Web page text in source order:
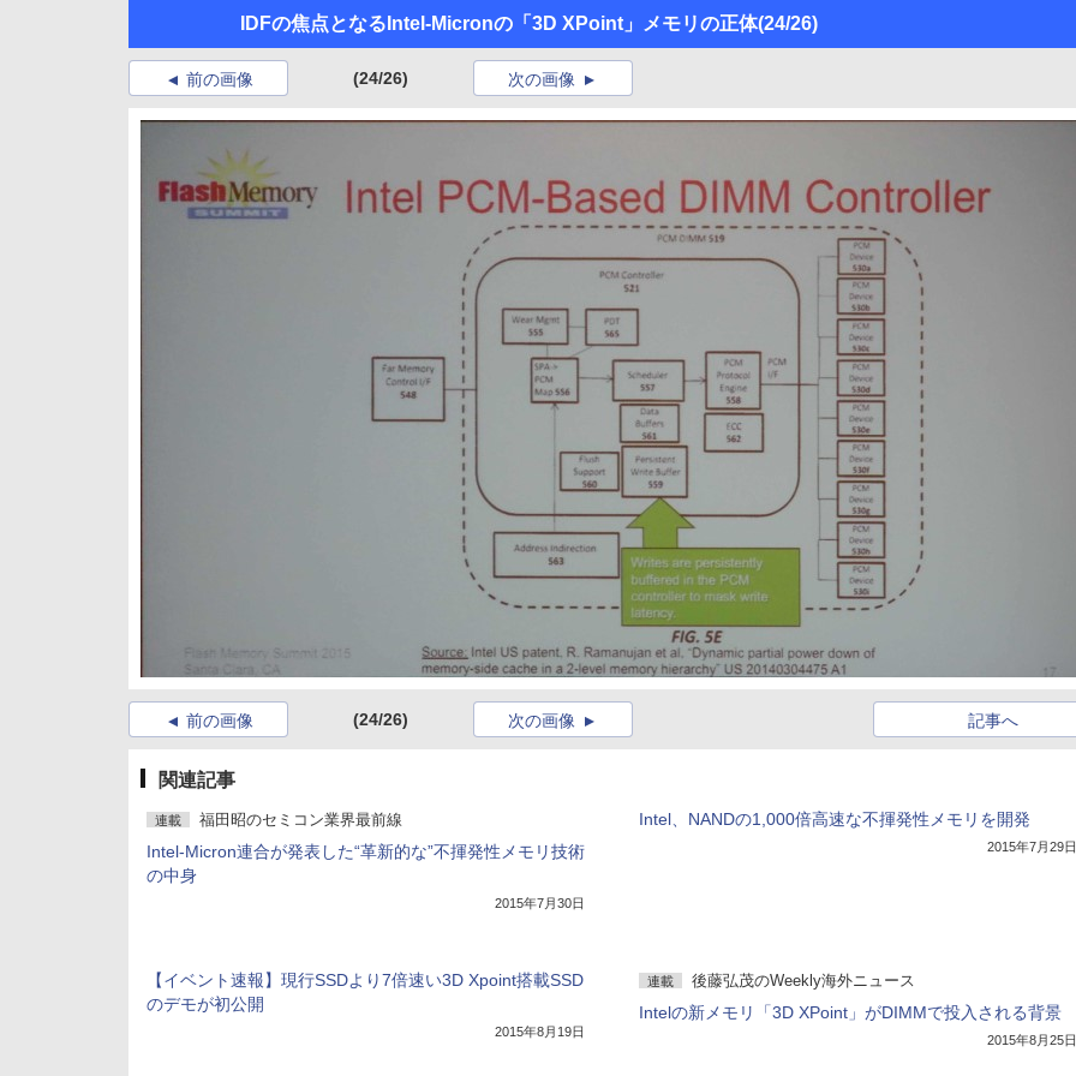
IDFの焦点となるIntel-Micronの「3D XPoint」メモリの正体(24/26)
前の画像 (24/26) 次の画像
前の画像 (24/26) 記事へ
次の画像
関連記事
連載 福田昭のセミコン業界最前線
Intel-Micron連合が発表した“革新的な”不揮発性メモリ技術
の中身
2015年7月30日
Intel、NANDの1,000倍高速な不揮発性メモリを開発
2015年7月29日
【イベント速報】現行SSDより7倍速い3D Xpoint搭載SSD
のデモが初公開
2015年8月19日
連載 後藤弘茂のWeekly海外ニュース
Intelの新メモリ「3D XPoint」がDIMMで投入される背景
2015年8月25日